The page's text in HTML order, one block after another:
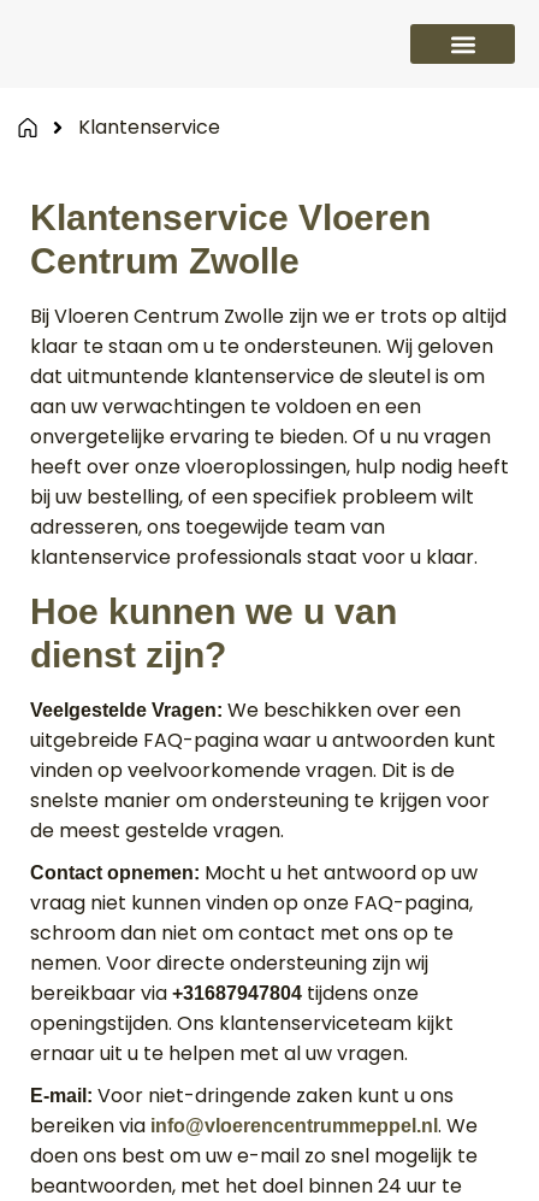
Klantenservice
Klantenservice Vloeren
Centrum Zwolle
Bij Vloeren Centrum Zwolle zijn we er trots op altijd
klaar te staan om u te ondersteunen. Wij geloven
dat uitmuntende klantenservice de sleutel is om
aan uw verwachtingen te voldoen en een
onvergetelijke ervaring te bieden. Of u nu vragen
heeft over onze vloeroplossingen, hulp nodig heeft
bij uw bestelling, of een specifiek probleem wilt
adresseren, ons toegewijde team van
klantenservice professionals staat voor u klaar.
Hoe kunnen we u van
dienst zijn?
Veelgestelde Vragen: We beschikken over een
uitgebreide FAQ-pagina waar u antwoorden kunt
vinden op veelvoorkomende vragen. Dit is de
snelste manier om ondersteuning te krijgen voor
de meest gestelde vragen.
Contact opnemen: Mocht u het antwoord op uw
vraag niet kunnen vinden op onze FAQ-pagina,
schroom dan niet om contact met ons op te
nemen. Voor directe ondersteuning zijn wij
bereikbaar via +31687947804 tijdens onze
openingstijden. Ons klantenserviceteam kijkt
ernaar uit u te helpen met al uw vragen.
E-mail: Voor niet-dringende zaken kunt u ons
bereiken via info@vloerencentrummeppel.nl . We
doen ons best om uw e-mail zo snel mogelijk te
beantwoorden, met het doel binnen 24 uur te